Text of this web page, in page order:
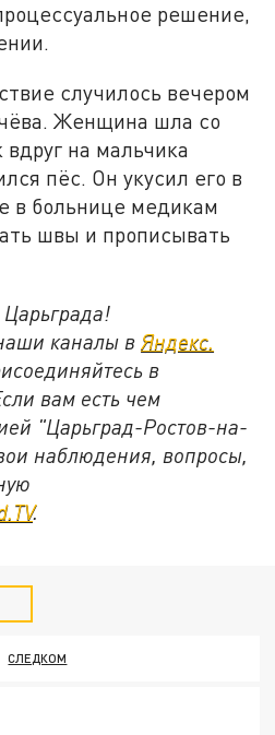
решение,
случилось вечером
Женщина шла со
на мальчика
пёс. Он укусил его в
в больнице медикам
швы и прописывать
каналы вЯндекс.
в
вам есть чем
"Царьград-Ростов-на-
наблюдения, вопросы,
.
СЛЕДКОМ